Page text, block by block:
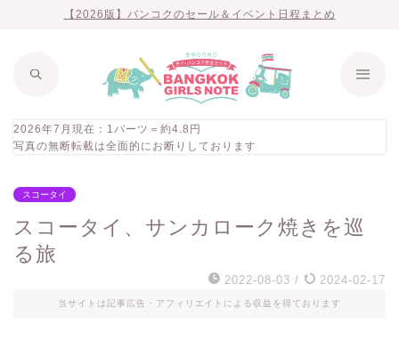
【2026版】バンコクのセール＆イベント日程まとめ
2026年7月現在：1バーツ＝約4.8円
写真の無断転載は全面的にお断りしております
スコータイ
スコータイ、サンカローク焼きを巡
る旅
2022-08-03 / 2024-02-17
当サイトは記事広告・アフィリエイトによる収益を得ております